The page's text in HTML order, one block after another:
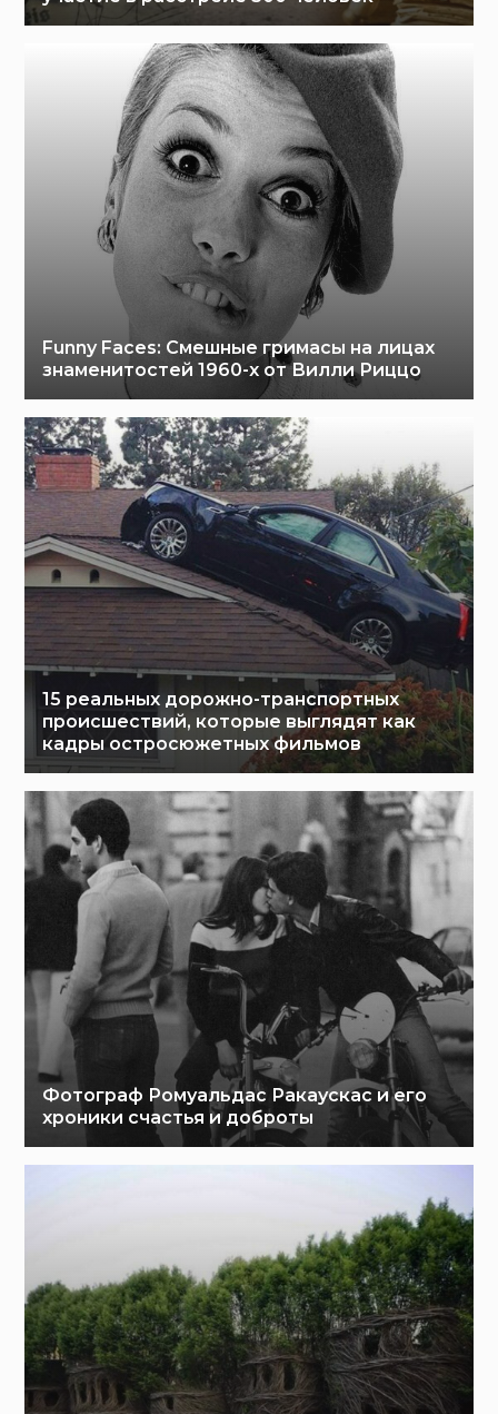
Funny Faces: Cмешные гримасы на лицах
знаменитостей 1960-х от Вилли Риццо
15 реальных дорожно-транспортных
происшествий, которые выглядят как
кадры остросюжетных фильмов
Фотограф Ромуальдас Ракаускас и его
хроники счастья и доброты